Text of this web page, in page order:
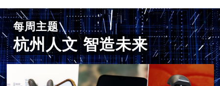
每周主题
杭州人文 智造未来